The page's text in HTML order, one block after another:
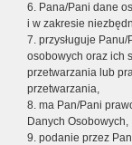
6. Pana/Pani dane
i w zakresie
7. przysługuje
osobowych oraz ich
przetwarzania lub
przetwarzania,
8. ma Pan/Pani
Danych Osobowych,
9. podanie przez